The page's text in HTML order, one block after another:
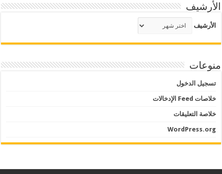
الأرشيف
الأرشيف
منوعات
تسجيل الدخول
خلاصات Feed الإدخالات
خلاصة التعليقات
WordPress.org